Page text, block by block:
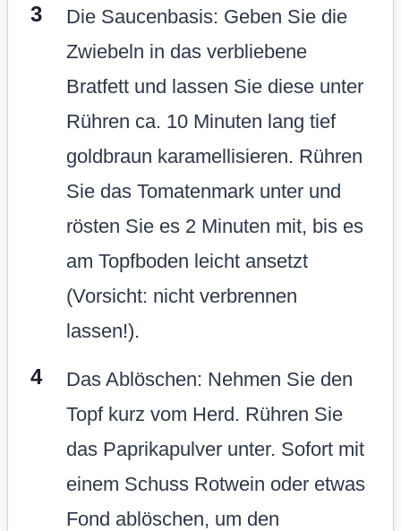
Die Saucenbasis: Geben Sie die
Zwiebeln in das verbliebene
Bratfett und lassen Sie diese unter
Rühren ca. 10 Minuten lang tief
goldbraun karamellisieren. Rühren
Sie das Tomatenmark unter und
rösten Sie es 2 Minuten mit, bis es
am Topfboden leicht ansetzt
(Vorsicht: nicht verbrennen
lassen!).
Das Ablöschen: Nehmen Sie den
Topf kurz vom Herd. Rühren Sie
das Paprikapulver unter. Sofort mit
einem Schuss Rotwein oder etwas
Fond ablöschen, um den